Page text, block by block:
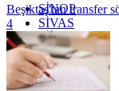
SİNOP
SİVAS
SİİRT
TEKİRDAĞ
TOKAT
TRABZON
Beşiktaş'tan transfer
4